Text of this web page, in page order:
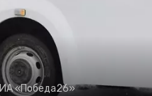
ИА «Победа26»